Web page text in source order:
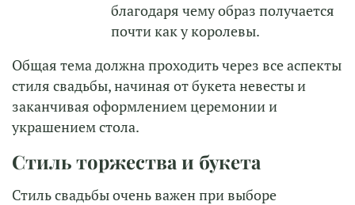
благодаря чему образ получается
почти как у королевы.
Общая тема должна проходить через все аспекты
стиля свадьбы, начиная от букета невесты и
заканчивая оформлением церемонии и
украшением стола.
Стиль торжества и букета
Стиль свадьбы очень важен при выборе